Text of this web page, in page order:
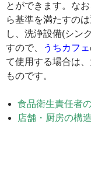
とができます。な
ら基準を満たすの
し、洗浄設備(シン
すので、
うちカフェ
て使用する場合は
ものです。
食品衛生責任者
店舗・厨房の構